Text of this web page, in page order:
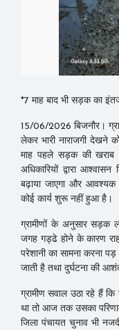
*7 माह बाद भी सड़क का
15/06/2026 बिजनौर।
लेकर भारी नाराजगी देखने
माह पहले सड़क की खराब
अधिकारियों द्वारा
बढ़ाया जाएगा और
कोई कार्य शुरू नहीं हुआ है।
ग्रामीणों के अनुसार सड़क
जगह गड्ढे होने के कारण
परेशानी का सामना करना
जाती है तथा दुर्घटना की
ग्रामीण सवाल उठा रहे हैं
था तो आज तक उसका
जिला पंचायत चुनाव भी